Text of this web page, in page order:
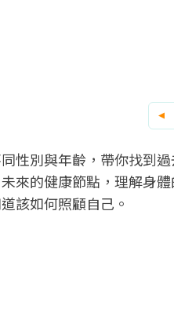
性別與年齡，帶你找到過
來的健康節點，理解身
該如何照顧自己。